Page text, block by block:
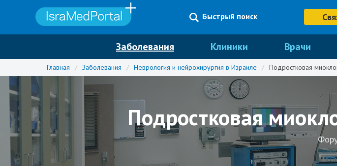
Быстрый поиск
Заболевания Клиники Врачи
Главная / Заболевания / Неврология и нейрохирургия в Израиле / Подростковая
Подростковая